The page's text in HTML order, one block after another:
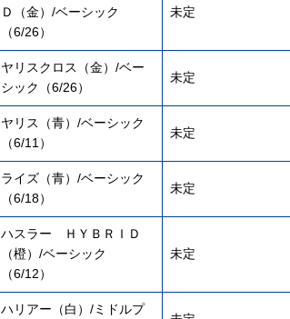
Ｄ（金）/ベーシック
（6/26）
未定
ヤリスクロス（金）/ベー
シック（6/26）
未定
ヤリス（青）/ベーシック
（6/11）
未定
ライズ（青）/ベーシック
（6/18）
未定
ハスラー ＨＹＢＲＩＤ
（橙）/ベーシック
（6/12）
未定
ハリアー（白）/ミドルプ